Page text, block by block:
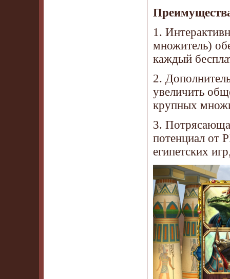
1.
множитель)
каждый
2.
увеличить
крупных
3.
потенциал от
египетских